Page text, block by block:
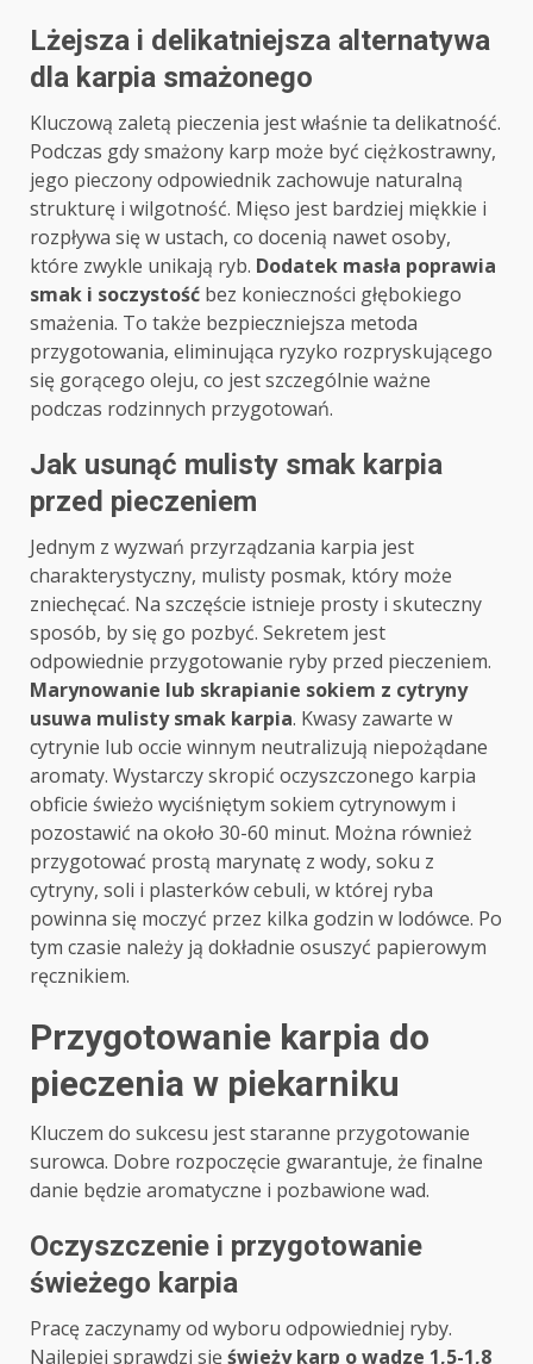
Lżejsza i delikatniejsza alternatywa
dla karpia smażonego
Kluczową zaletą pieczenia jest właśnie ta delikatność.
Podczas gdy smażony karp może być ciężkostrawny,
jego pieczony odpowiednik zachowuje naturalną
strukturę i wilgotność. Mięso jest bardziej miękkie i
rozpływa się w ustach, co docenią nawet osoby,
które zwykle unikają ryb. Dodatek masła poprawia
smak i soczystość bez konieczności głębokiego
smażenia. To także bezpieczniejsza metoda
przygotowania, eliminująca ryzyko rozpryskującego
się gorącego oleju, co jest szczególnie ważne
podczas rodzinnych przygotowań.
Jak usunąć mulisty smak karpia
przed pieczeniem
Jednym z wyzwań przyrządzania karpia jest
charakterystyczny, mulisty posmak, który może
zniechęcać. Na szczęście istnieje prosty i skuteczny
sposób, by się go pozbyć. Sekretem jest
odpowiednie przygotowanie ryby przed pieczeniem.
Marynowanie lub skrapianie sokiem z cytryny
usuwa mulisty smak karpia. Kwasy zawarte w
cytrynie lub occie winnym neutralizują niepożądane
aromaty. Wystarczy skropić oczyszczonego karpia
obficie świeżo wyciśniętym sokiem cytrynowym i
pozostawić na około 30-60 minut. Można również
przygotować prostą marynatę z wody, soku z
cytryny, soli i plasterków cebuli, w której ryba
powinna się moczyć przez kilka godzin w lodówce. Po
tym czasie należy ją dokładnie osuszyć papierowym
ręcznikiem.
Przygotowanie karpia do
pieczenia w piekarniku
Kluczem do sukcesu jest staranne przygotowanie
surowca. Dobre rozpoczęcie gwarantuje, że finalne
danie będzie aromatyczne i pozbawione wad.
Oczyszczenie i przygotowanie
świeżego karpia
Pracę zaczynamy od wyboru odpowiedniej ryby.
Najlepiej sprawdzi sięświeży karp o wadze 1,5-1,8